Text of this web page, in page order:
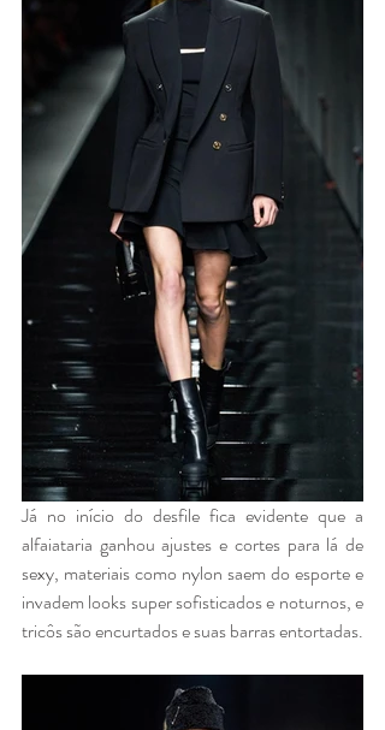
Já no início do desfile fica evidente que a
alfaiataria ganhou ajustes e cortes para lá de
sexy, materiais como nylon saem do esporte e
invadem looks super sofisticados e noturnos, e
tricôs são encurtados e suas barras entortadas.